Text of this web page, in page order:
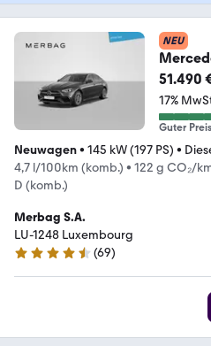
NEU
51.490
17%
Guter Preis
Neuwagen• 145 kW (197 PS) •
4,7 l/100km (komb.) • 122 g CO₂/
D (komb.)
Merbag S.A.
LU-1248 Luxembourg
4.4 Sterne
(69)